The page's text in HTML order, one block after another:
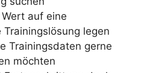
auf eine
legen
Trainingsdaten gerne
möchten